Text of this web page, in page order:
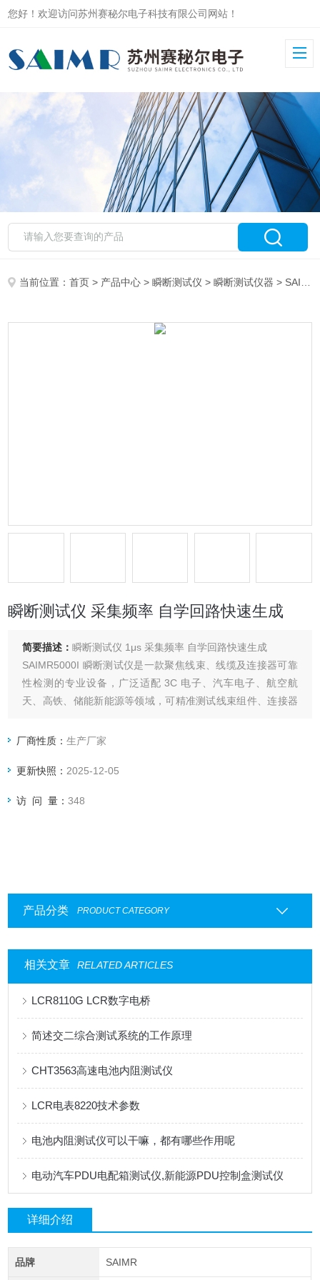
您好！欢迎访问苏州赛秘尔电子科技有限公司网站！
当前位置：首页 > 产品中心 >瞬断测试仪 >瞬断测试仪器 > SAIMR5000I瞬断测试仪 采集频率 自学回路快速生成
瞬断测试仪 采集频率 自学回路快速生成
简要描述：瞬断测试仪 1μs 采集频率 自学回路快速生成
SAIMR5000I 瞬断测试仪是一款聚焦线束、线缆及连接器可靠
性检测的专业设备，广泛适配 3C 电子、汽车电子、航空航
天、高铁、储能新能源等领域，可精准测试线束组件、连接器
产中的核心检测工具。
厂商性质：生产厂家
更新快照： 2025-12-05
访 问 量：348
产品分类 PRODUCT CATEGORY
相关文章 RELATED ARTICLES
LCR8110G LCR数字电桥
简述交二综合测试系统的工作原理
CHT3563高速电池内阻测试仪
LCR电表8220技术参数
电池内阻测试仪可以干嘛，都有哪些作用呢
电动汽车PDU电配箱测试仪,新能源PDU控制盒测试仪
详细介绍
品牌 SAIMR